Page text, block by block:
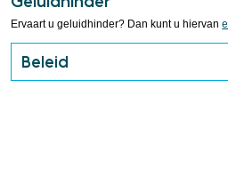
Ervaart u geluidhinder? Dan kunt u hiervan
Beleid